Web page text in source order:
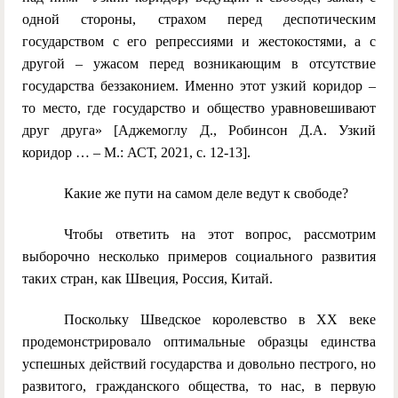
одной стороны, страхом перед деспотическим
государством с его репрессиями и жестокостями, а с
другой – ужасом перед возникающим в отсутствие
государства беззаконием. Именно этот узкий коридор –
то место, где государство и общество уравновешивают
друг друга» [Аджемоглу Д., Робинсон Д.А. Узкий
коридор … – М.: АСТ, 2021, с. 12-13].
Какие же пути на самом деле ведут к свободе?
Чтобы ответить на этот вопрос, рассмотрим
выборочно несколько примеров социального развития
таких стран, как Швеция, Россия, Китай.
Поскольку Шведское королевство в ХХ веке
продемонстрировало оптимальные образцы единства
успешных действий государства и довольно пестрого, но
развитого, гражданского общества, то нас, в первую